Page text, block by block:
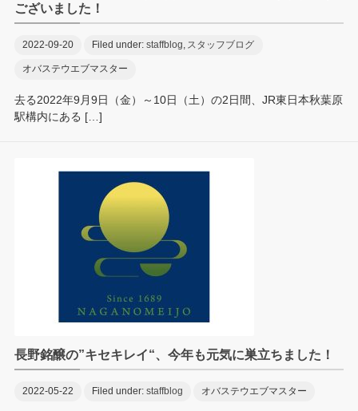
ございました！
2022-09-20 Filed under: staffblog, スタッフブログ
オバステウエブマスター
去る2022年9月9日（金）～10日（土）の2日間、JR東日本秋葉原
駅構内にある […]
長野銘醸の”キセキレイ“、今年も元気に巣立ちました！
2022-05-22 Filed under: staffblog オバステウエブマスター